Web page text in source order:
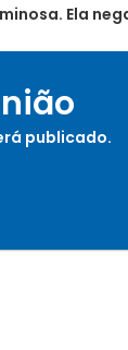
Ela
publicado.